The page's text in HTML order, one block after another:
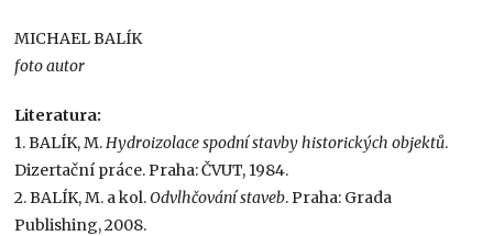
MICHAEL BALÍK
foto autor
Literatura:
1. BALÍK, M.Hydroizolace spodní stavby historických objektů.
Dizertační práce. Praha: ČVUT, 1984.
2. BALÍK, M. a kol.Odvlhčování staveb. Praha: Grada
Publishing, 2008.